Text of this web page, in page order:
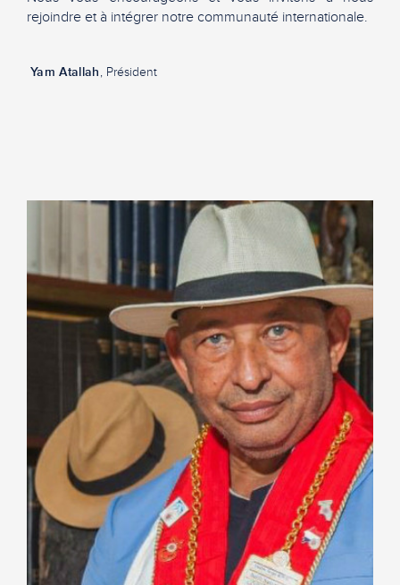
rejoindre et à intégrer notre communauté internationale.
Yam Atallah, Président